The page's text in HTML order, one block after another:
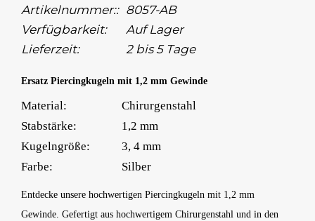
Artikelnummer:: 8057-AB
Verfügbarkeit:
Auf Lager
Lieferzeit:
2 bis 5 Tage
Ersatz Piercingkugeln mit 1,2 mm Gewinde
Material:
Chirurgenstahl
Stabstärke:
1,2 mm
Kugelngröße:
3, 4 mm
Farbe:
Silber
Entdecke unsere hochwertigen Piercingkugeln mit 1,2 mm
Gewinde. Gefertigt aus hochwertigem Chirurgenstahl und in den